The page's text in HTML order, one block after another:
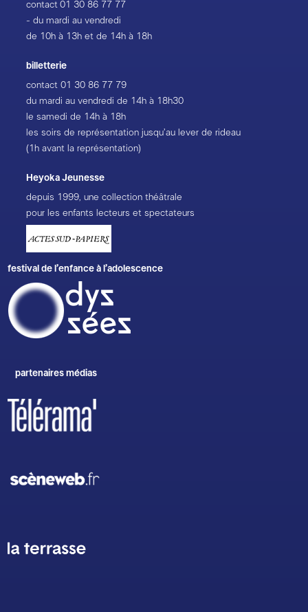
contact 01 30 86 77 77
- du mardi au vendredi
de 10h à 13h et de 14h à 18h
billetterie
contact 01 30 86 77 79
du mardi au vendredi de 14h à 18h30
le samedi de 14h à 18h
les soirs de représentation jusqu’au lever de rideau
(1h avant la représentation)
Heyoka Jeunesse
depuis 1999, une collection théâtrale
pour les enfants lecteurs et spectateurs
festival de l’enfance à l’adolescence
partenaires médias